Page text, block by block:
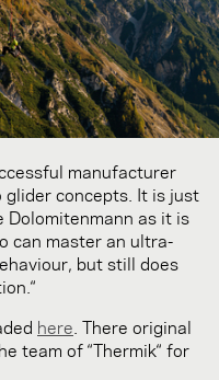
manufacturer
glider concepts. It is just
as it is
can master an ultra-
but still does
here . There original
team of “Thermik“ for